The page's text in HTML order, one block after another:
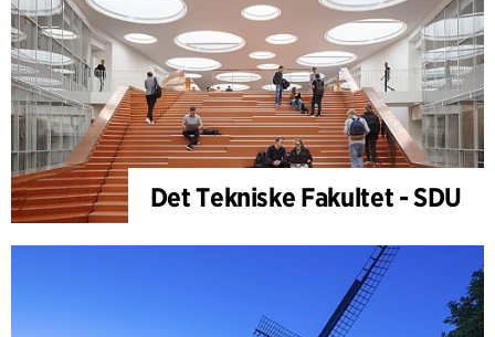
Det Tekniske Fakultet - SDU